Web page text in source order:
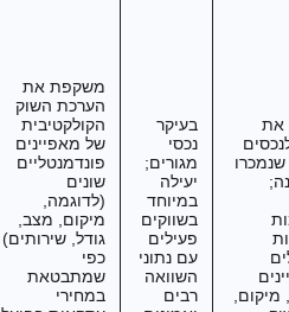
את
מיקום,
בעיקר
נכסי
מגורים;
יעילה
במיוחד
בשווקים
פעילים
עם נתוני
השוואה
רבים
משקפת את
הערכת השוק
הקולקטיבית
של מאפיינים
פונדמנטליים
שונים
(לדוגמה,
מיקום, מצב,
גודל, שירותים)
כפי
שמתבטאת
במחירי